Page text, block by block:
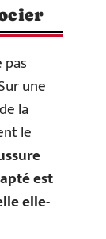
une
la
le
est
elle-